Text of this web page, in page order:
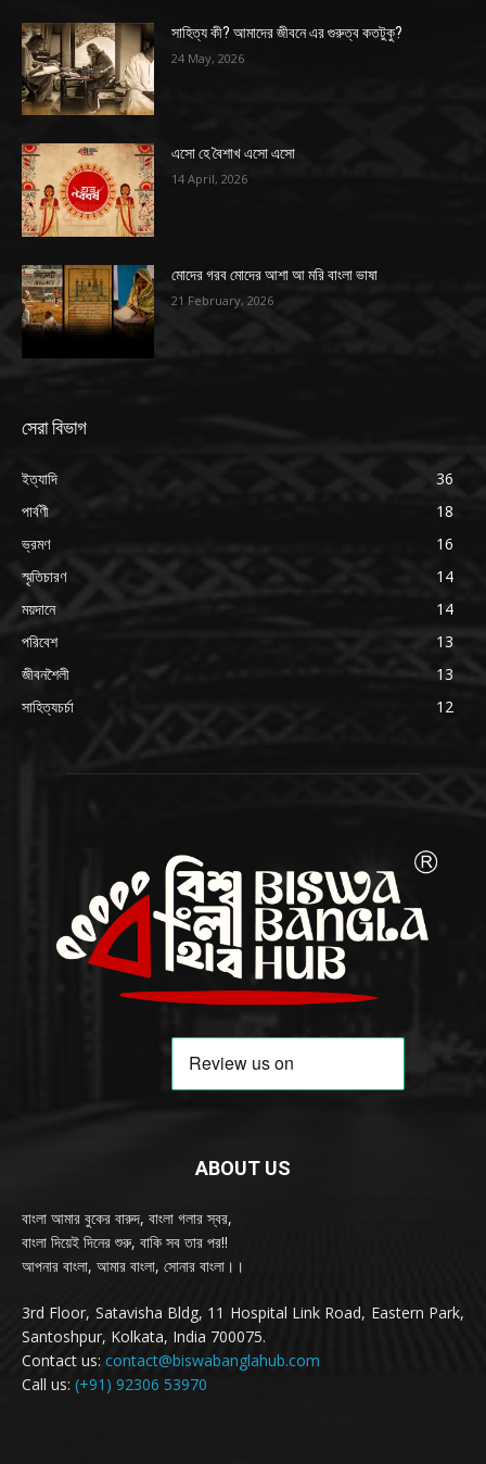
সাহিত্য কী? আমাদের জীবনে এর গুরুত্ব কতটুকু?
24 May, 2026
এসো হে বৈশাখ এসো এসো
14 April, 2026
মোদের গরব মোদের আশা আ মরি বাংলা ভাষা
21 February, 2026
সেরা বিভাগ
ইত্যাদি
36
পার্বণী
18
ভ্রমণ
16
স্মৃতিচারণ
14
ময়দানে
14
পরিবেশ
13
জীবনশৈলী
13
সাহিত্যচর্চা
12
ABOUT US
বাংলা আমার বুকের বারুদ, বাংলা গলার স্বর,
বাংলা দিয়েই দিনের শুরু, বাকি সব তার পর!!
আপনার বাংলা, আমার বাংলা, সোনার বাংলা।।
3rd Floor, Satavisha Bldg, 11 Hospital Link Road, Eastern Park,
Santoshpur, Kolkata, India 700075.
Contact us: contact@biswabanglahub.com
Call us: (+91) 92306 53970